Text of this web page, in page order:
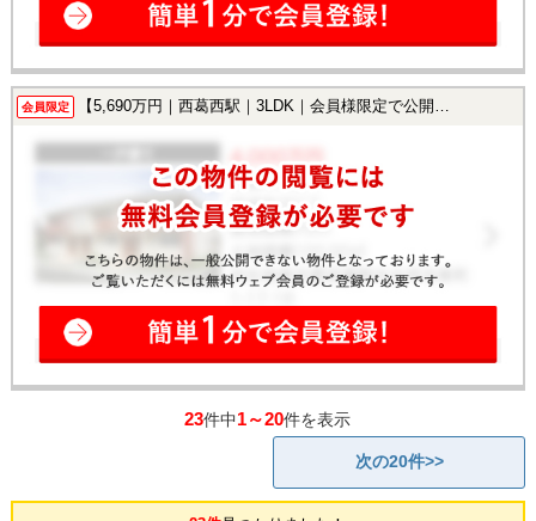
会員限定 【5,690万円｜西葛西駅｜3LDK｜会員様限定で公開中！】
23件中1～20件を表示
次の20件>>